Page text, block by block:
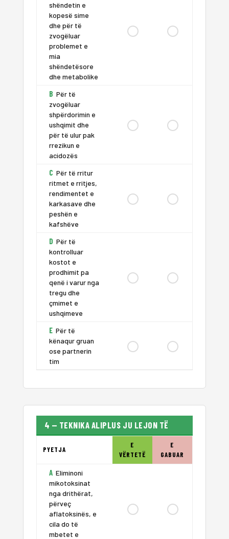
shëndetin e
kopesë sime
dhe për të
zvogëluar
problemet e
mia
shëndetësore
dhe metabolike
B Për të
zvogëluar
shpërdorimin e
ushqimit dhe
për të ulur pak
rrezikun e
acidozës
C Për të rritur
ritmet e rritjes,
rendimentet e
karkasave dhe
peshën e
kafshëve
D Për të
kontrolluar
kostot e
prodhimit pa
qenë i varur nga
tregu dhe
çmimet e
ushqimeve
E Për të
kënaqur gruan
ose partnerin
tim
4 — TEKNIKA ALIPLUS JU LEJON TË
PYETJA
E
VËRTETË
E
GABUAR
A Eliminoni
mikotoksinat
nga drithërat,
përveç
aflatoksinës, e
cila do të
mbetet e